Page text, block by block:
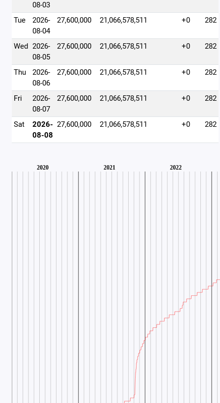
08-03
Tue
2026-
08-04
27,600,000 21,066,578,511 +0 282
Wed 2026-
08-05
27,600,000 21,066,578,511 +0 282
Thu
2026-
08-06
27,600,000 21,066,578,511 +0 282
Fri
2026-
08-07
27,600,000 21,066,578,511 +0 282
Sat
2026-
08-08
27,600,000 21,066,578,511 +0 282